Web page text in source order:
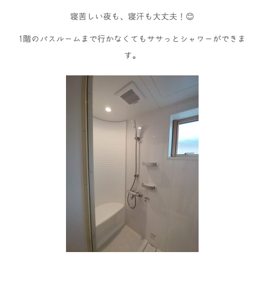
寝苦しい夜も、寝汗も大丈夫！😊
1階のバスルームまで行かなくてもササっとシャワーができま
す。